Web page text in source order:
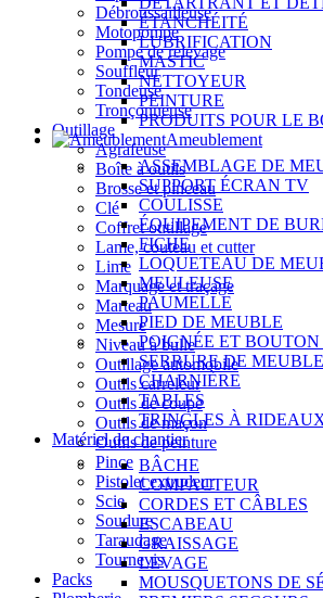
Débroussailleuse
Motopompe
Pompe de relevage
Souffleur
Tondeuse
Tronçonneuse
Outillage
Agrafeuse
Boîte à outils
Brosse et pinceau
Clé
Coffret outillage
Lame, couteau et cutter
Lime
Marquage et traçage
Marteau
Mesure
Niveau à bulle
Outillage automobile
Outils carreleur
Outils de coupe
Outils de maçon
Outils de peinture
Pince
Pistolet extrudeur
Scie
Soudure
Taraudage
Tournevis
Packs
ÉTANCHÉITÉ
LUBRIFICATION
MASTIC
NETTOYEUR
PEINTURE
PRODUITS POUR LE
Ameublement
ASSEMBLAGE DE
SUPPORT ÉCRAN TV
COULISSE
ÉQUIPEMENT DE
FICHE
LOQUETEAU DE
MEULEUSE
PAUMELLE
PIED DE MEUBLE
POIGNÉE ET
SERRURE DE MEUBLE
CHARNIÈRE
TABLES
TRINGLES À
Matériel de chantier
BÂCHE
COMPACTEUR
CORDES ET CÂBLES
ESCABEAU
GRAISSAGE
LEVAGE
MOUSQUETONS DE